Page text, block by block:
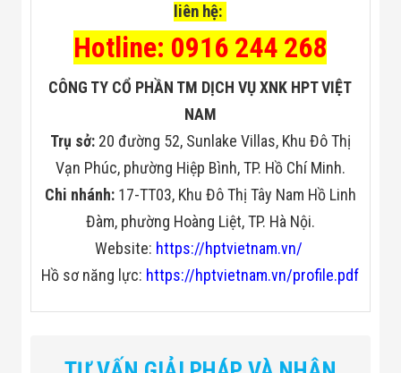
liên hệ:
Hotline: 0916 244 268
CÔNG TY CỔ PHẦN TM DỊCH VỤ XNK HPT VIỆT
NAM
Trụ sở: 20 đường 52, Sunlake Villas, Khu Đô Thị
Vạn Phúc, phường Hiệp Bình, TP. Hồ Chí Minh.
Chi nhánh:17-TT03, Khu Đô Thị Tây Nam Hồ Linh
Đàm, phường Hoàng Liệt, TP. Hà Nội.
Website: https://hptvietnam.vn/
Hồ sơ năng lực: https://hptvietnam.vn/profile.pdf